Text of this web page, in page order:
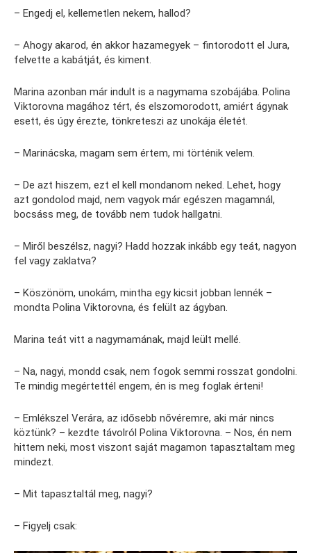
– Engedj el, kellemetlen nekem, hallod?
– Ahogy akarod, én akkor hazamegyek – fintorodott el Jura,
felvette a kabátját, és kiment.
Marina azonban már indult is a nagymama szobájába. Polina
Viktorovna magához tért, és elszomorodott, amiért ágynak
esett, és úgy érezte, tönkreteszi az unokája életét.
– Marinácska, magam sem értem, mi történik velem.
– De azt hiszem, ezt el kell mondanom neked. Lehet, hogy
azt gondolod majd, nem vagyok már egészen magamnál,
bocsáss meg, de tovább nem tudok hallgatni.
– Miről beszélsz, nagyi? Hadd hozzak inkább egy teát, nagyon
fel vagy zaklatva?
– Köszönöm, unokám, mintha egy kicsit jobban lennék –
mondta Polina Viktorovna, és felült az ágyban.
Marina teát vitt a nagymamának, majd leült mellé.
– Na, nagyi, mondd csak, nem fogok semmi rosszat gondolni.
Te mindig megértettél engem, én is meg foglak érteni!
– Emlékszel Verára, az idősebb nővéremre, aki már nincs
köztünk? – kezdte távolról Polina Viktorovna. – Nos, én nem
hittem neki, most viszont saját magamon tapasztaltam meg
mindezt.
– Mit tapasztaltál meg, nagyi?
– Figyelj csak: